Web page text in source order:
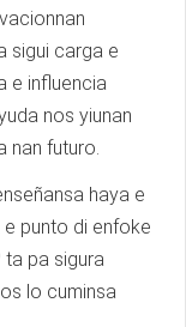
sigui carga e
e influencia
nos yiunan
nan futuro.
haya e
punto di enfoke
ta pa sigura
lo cuminsa